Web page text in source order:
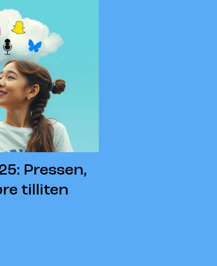
Pressen,
tilliten